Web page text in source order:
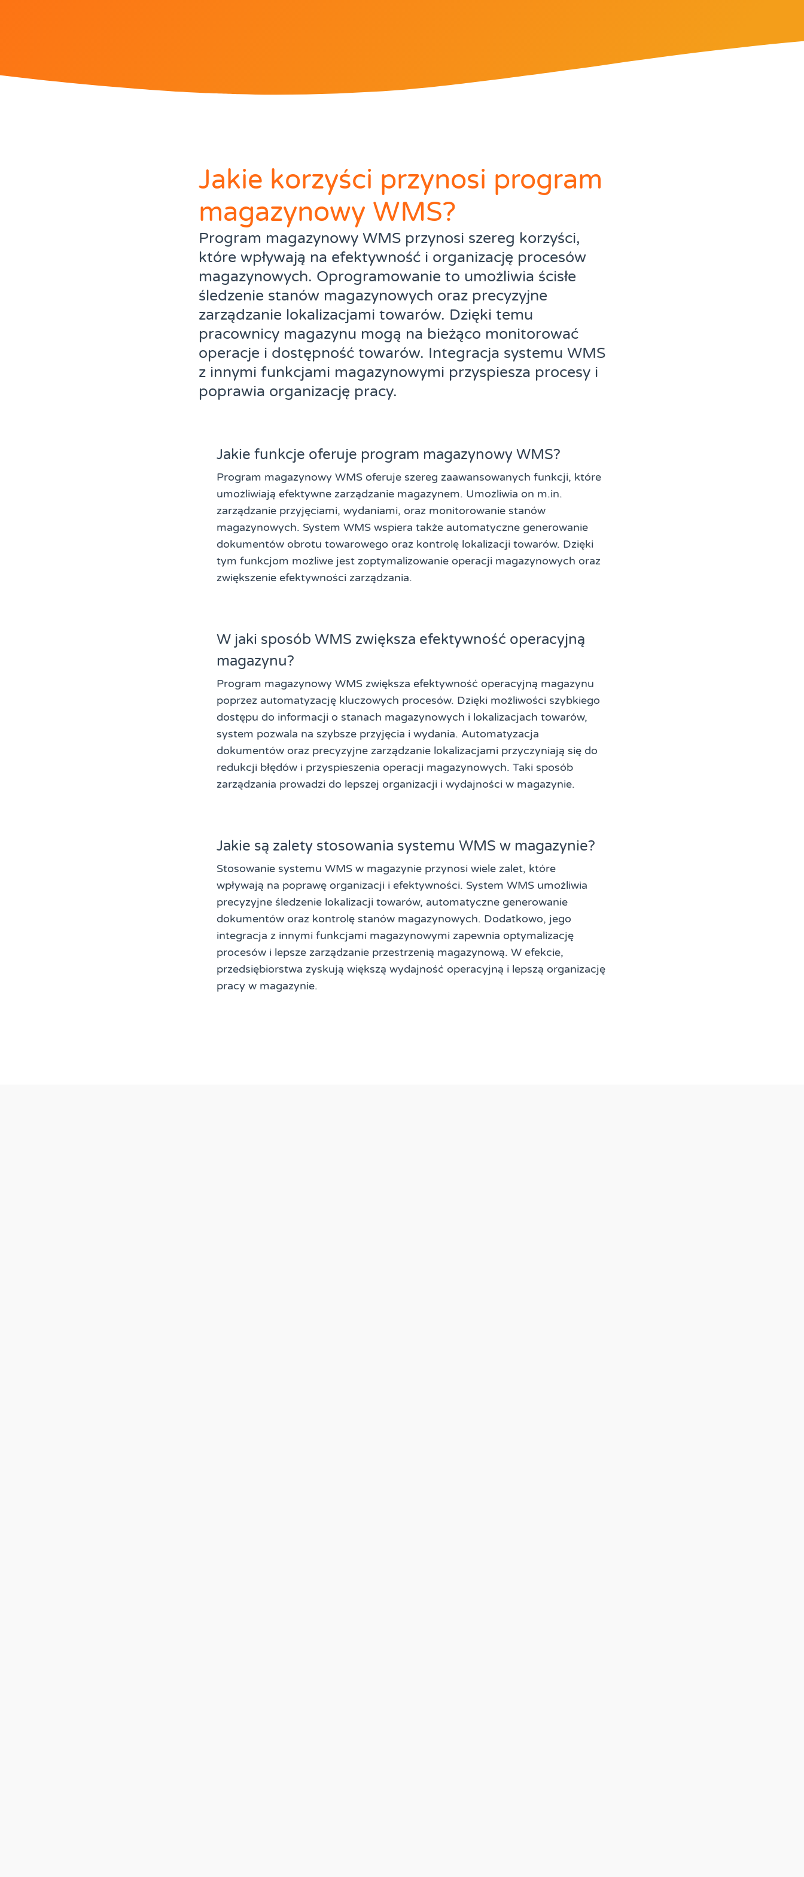
Jakie korzyści przynosi program
magazynowy WMS?
Program magazynowy WMS przynosi szereg korzyści,
które wpływają na efektywność i organizację procesów
magazynowych. Oprogramowanie to umożliwia ścisłe
śledzenie stanów magazynowych oraz precyzyjne
zarządzanie lokalizacjami towarów. Dzięki temu
pracownicy magazynu mogą na bieżąco monitorować
operacje i dostępność towarów. Integracja systemu WMS
z innymi funkcjami magazynowymi przyspiesza procesy i
poprawia organizację pracy.
Jakie funkcje oferuje program magazynowy WMS?
Program magazynowy WMS oferuje szereg zaawansowanych funkcji, które
umożliwiają efektywne zarządzanie magazynem. Umożliwia on m.in.
zarządzanie przyjęciami, wydaniami, oraz monitorowanie stanów
magazynowych. System WMS wspiera także automatyczne generowanie
dokumentów obrotu towarowego oraz kontrolę lokalizacji towarów. Dzięki
tym funkcjom możliwe jest zoptymalizowanie operacji magazynowych oraz
zwiększenie efektywności zarządzania.
W jaki sposób WMS zwiększa efektywność operacyjną
magazynu?
Program magazynowy WMS zwiększa efektywność operacyjną magazynu
poprzez automatyzację kluczowych procesów. Dzięki możliwości szybkiego
dostępu do informacji o stanach magazynowych i lokalizacjach towarów,
system pozwala na szybsze przyjęcia i wydania. Automatyzacja
dokumentów oraz precyzyjne zarządzanie lokalizacjami przyczyniają się do
redukcji błędów i przyspieszenia operacji magazynowych. Taki sposób
zarządzania prowadzi do lepszej organizacji i wydajności w magazynie.
Jakie są zalety stosowania systemu WMS w magazynie?
Stosowanie systemu WMS w magazynie przynosi wiele zalet, które
wpływają na poprawę organizacji i efektywności. System WMS umożliwia
precyzyjne śledzenie lokalizacji towarów, automatyczne generowanie
dokumentów oraz kontrolę stanów magazynowych. Dodatkowo, jego
integracja z innymi funkcjami magazynowymi zapewnia optymalizację
procesów i lepsze zarządzanie przestrzenią magazynową. W efekcie,
przedsiębiorstwa zyskują większą wydajność operacyjną i lepszą organizację
pracy w magazynie.